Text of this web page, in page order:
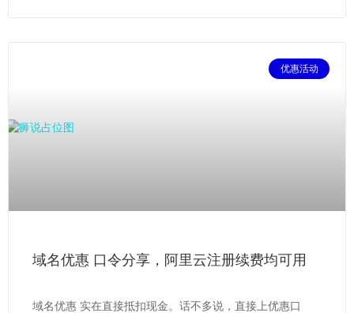
优惠活动
域名优惠 口令分享，阿里云注册续费均可用
域名优惠 实在直接抵扣现金。话不多说，直接上优惠口